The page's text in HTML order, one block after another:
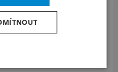
049 232